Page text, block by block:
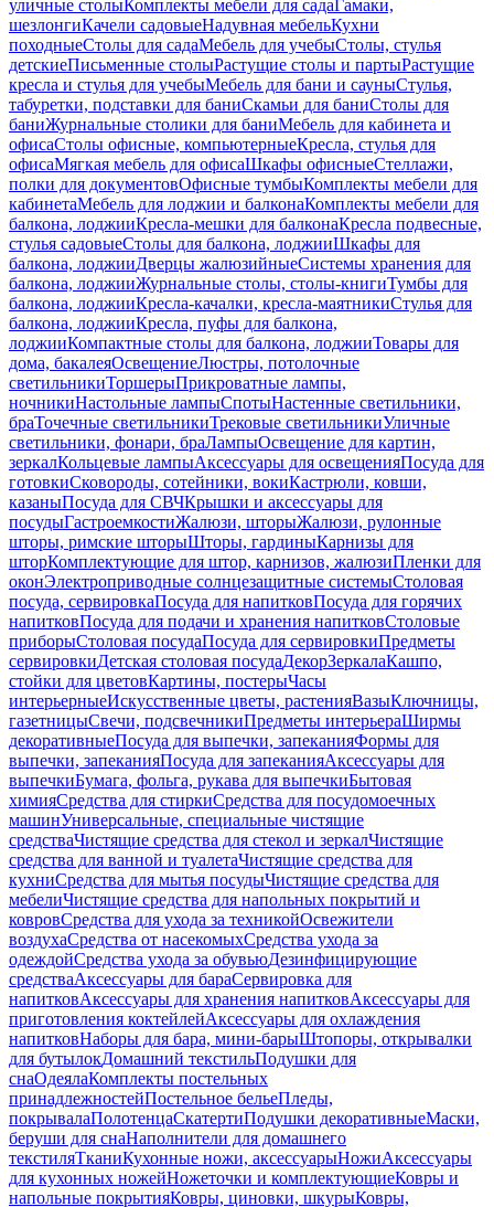
уличные столыКомплекты мебели для садаГамаки,
шезлонгиКачели садовыеНадувная мебельКухни
походныеСтолы для садаМебель для учебыСтолы, стулья
детскиеПисьменные столыРастущие столы и партыРастущие
кресла и стулья для учебыМебель для бани и сауныСтулья,
табуретки, подставки для баниСкамьи для баниСтолы для
баниЖурнальные столики для баниМебель для кабинета и
офисаСтолы офисные, компьютерныеКресла, стулья для
офисаМягкая мебель для офисаШкафы офисныеСтеллажи,
полки для документовОфисные тумбыКомплекты мебели для
кабинетаМебель для лоджии и балконаКомплекты мебели для
балкона, лоджииКресла-мешки для балконаКресла подвесные,
стулья садовыеСтолы для балкона, лоджииШкафы для
балкона, лоджииДверцы жалюзийныеСистемы хранения для
балкона, лоджииЖурнальные столы, столы-книгиТумбы для
балкона, лоджииКресла-качалки, кресла-маятникиСтулья для
балкона, лоджииКресла, пуфы для балкона,
лоджииКомпактные столы для балкона, лоджииТовары для
дома, бакалеяОсвещениеЛюстры, потолочные
светильникиТоршерыПрикроватные лампы,
ночникиНастольные лампыСпотыНастенные светильники,
браТочечные светильникиТрековые светильникиУличные
светильники, фонари, браЛампыОсвещение для картин,
зеркалКольцевые лампыАксессуары для освещенияПосуда для
готовкиСковороды, сотейники, вокиКастрюли, ковши,
казаныПосуда для СВЧКрышки и аксессуары для
посудыГастроемкостиЖалюзи, шторыЖалюзи, рулонные
шторы, римские шторыШторы, гардиныКарнизы для
шторКомплектующие для штор, карнизов, жалюзиПленки для
оконЭлектроприводные солнцезащитные системыСтоловая
посуда, сервировкаПосуда для напитковПосуда для горячих
напитковПосуда для подачи и хранения напитковСтоловые
приборыСтоловая посудаПосуда для сервировкиПредметы
сервировкиДетская столовая посудаДекорЗеркалаКашпо,
стойки для цветовКартины, постерыЧасы
интерьерныеИскусственные цветы, растенияВазыКлючницы,
газетницыСвечи, подсвечникиПредметы интерьераШирмы
декоративныеПосуда для выпечки, запеканияФормы для
выпечки, запеканияПосуда для запеканияАксессуары для
выпечкиБумага, фольга, рукава для выпечкиБытовая
химияСредства для стиркиСредства для посудомоечных
машинУниверсальные, специальные чистящие
средстваЧистящие средства для стекол и зеркалЧистящие
средства для ванной и туалетаЧистящие средства для
кухниСредства для мытья посудыЧистящие средства для
мебелиЧистящие средства для напольных покрытий и
ковровСредства для ухода за техникойОсвежители
воздухаСредства от насекомыхСредства ухода за
одеждойСредства ухода за обувьюДезинфицирующие
средстваАксессуары для бараСервировка для
напитковАксессуары для хранения напитковАксессуары для
приготовления коктейлейАксессуары для охлаждения
напитковНаборы для бара, мини-барыШтопоры, открывалки
для бутылокДомашний текстильПодушки для
снаОдеялаКомплекты постельных
принадлежностейПостельное бельеПледы,
покрывалаПолотенцаСкатертиПодушки декоративныеМаски,
беруши для снаНаполнители для домашнего
текстиляТканиКухонные ножи, аксессуарыНожиАксессуары
для кухонных ножейНожеточки и комплектующиеКовры и
напольные покрытияКовры, циновки, шкурыКовры,